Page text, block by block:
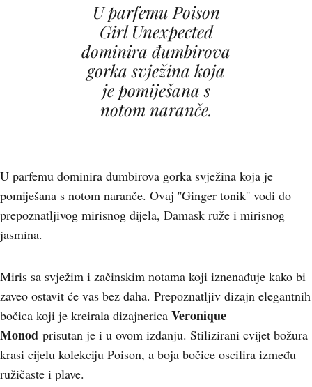
U parfemu Poison
Girl Unexpected
dominira đumbirova
gorka svježina koja
je pomiješana s
notom naranče.
U parfemu dominira đumbirova gorka svježina koja je
pomiješana s notom naranče. Ovaj ''Ginger tonik'' vodi do
prepoznatljivog mirisnog dijela, Damask ruže i mirisnog
jasmina.
Miris sa svježim i začinskim notama koji iznenađuje kako bi
zaveo ostavit će vas bez daha. Prepoznatljiv dizajn elegantnih
bočica koji je kreirala dizajnerica Veronique
Monod prisutan je i u ovom izdanju. Stilizirani cvijet božura
krasi cijelu kolekciju Poison, a boja bočice oscilira između
ružičaste i plave.